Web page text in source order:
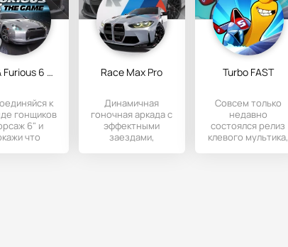
Fast & Furious 6 The Game
к
гонщиков
6" и
что
Race Max Pro
Динамичная
гоночная аркада с
эффектными
заездами,
Turbo FAST
Совсем только
недавно
состоялся релиз
клевого мультика,